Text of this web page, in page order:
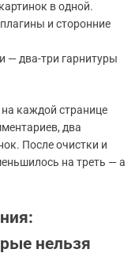
в одной.
и сторонние
— два-три гарнитуры
каждой странице
два
После очистки и
на треть — а
нельзя